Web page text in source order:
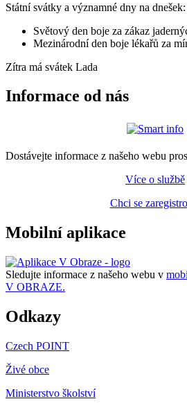
Státní svátky a významné dny na dnešek:
Světový den boje za zákaz
Mezinárodní den boje lékařů za
Zítra má svátek Lada
Informace od nás
Dostávejte informace z našeho webu
Více o službě
Chci se
Mobilní aplikace
Sledujte informace z našeho webu v
V OBRAZE.
Odkazy
Czech POINT
Živé obce
Ministerstvo školství